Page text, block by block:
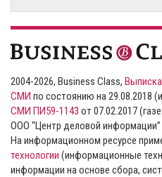
2004-2026, Business Class,
СМИ по состоянию на 29.08.2018
СМИ ПИ59-1143 от 07.02.2017
ООО “Центр деловой информации”
На информационном ресурсе
технологии (информационные
информации на основе сбора,